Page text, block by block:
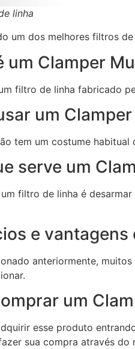
linha
um dos melhores filtros
um Clamper
filtro de linha fabricado
um
tem um costume
serve um
filtro de linha é
e
anteriormente,
um
esse produto
sua compra através